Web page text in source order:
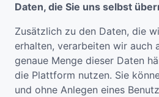
Daten, die Sie uns selbst
Zusätzlich zu den Daten, die
erhalten, verarbeiten wir auch
genaue Menge dieser Daten
die Plattform nutzen. Sie
und ohne Anlegen eines